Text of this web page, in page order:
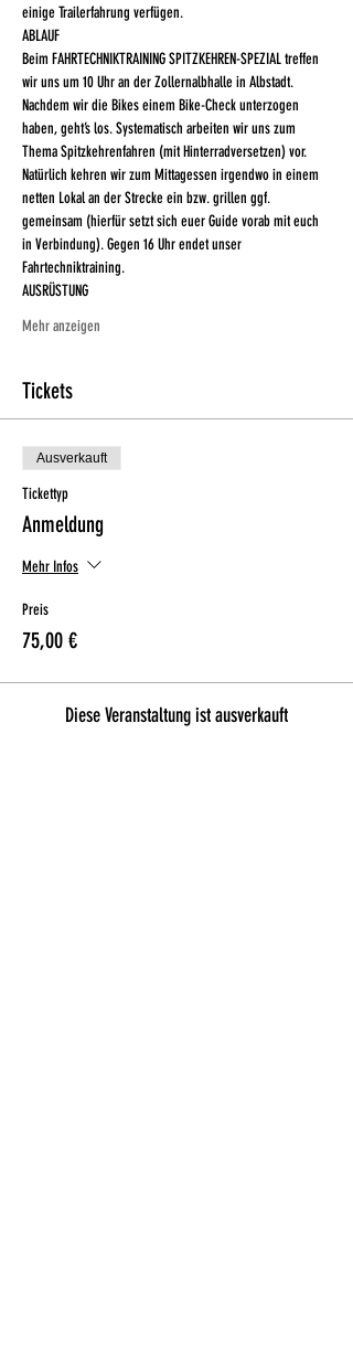
einige Trailerfahrung verfügen.
ABLAUF
Beim FAHRTECHNIKTRAINING SPITZKEHREN-SPEZIAL treffen
wir uns um 10 Uhr an der Zollernalbhalle in Albstadt.
Nachdem wir die Bikes einem Bike-Check unterzogen
haben, geht’s los. Systematisch arbeiten wir uns zum
Thema Spitzkehrenfahren (mit Hinterradversetzen) vor.
Natürlich kehren wir zum Mittagessen irgendwo in einem
netten Lokal an der Strecke ein bzw. grillen ggf.
gemeinsam (hierfür setzt sich euer Guide vorab mit euch
in Verbindung). Gegen 16 Uhr endet unser
Fahrtechniktraining.
AUSRÜSTUNG
Mehr anzeigen
Tickets
Ausverkauft
Tickettyp
Anmeldung
Mehr Infos
Preis
75,00 €
Diese Veranstaltung ist ausverkauft